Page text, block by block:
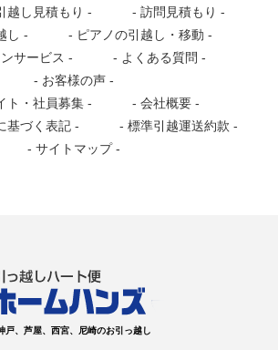
越し見積もり
訪問見積もり
し
ピアノの引越し・移動
サービス
よくある質問
お客様の声
ト・社員募集
会社概要
基づく表記
標準引越運送約款
サイトマップ
戸、芦屋、西宮、尼崎のお引っ越し